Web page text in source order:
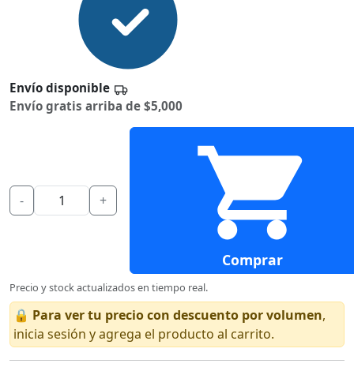
Envío disponible
Envío gratis arriba de $5,000
- +
Comprar
Precio y stock actualizados en tiempo real.
🔒 Para ver tu precio con descuento por volumen,
inicia sesión y agrega el producto al carrito.